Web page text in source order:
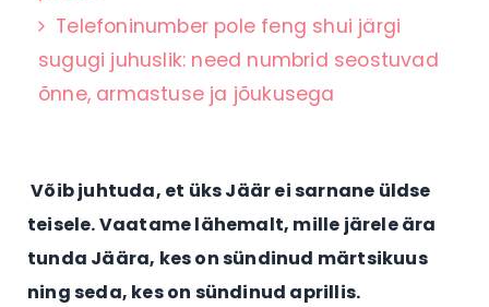
Telefoninumber pole feng shui järgi
sugugi juhuslik: need numbrid seostuvad
õnne, armastuse ja jõukusega
Võib juhtuda, et üks Jäär ei sarnane üldse
teisele. Vaatame lähemalt, mille järele ära
tunda Jäära, kes on sündinud märtsikuus
ning seda, kes on sündinud aprillis.